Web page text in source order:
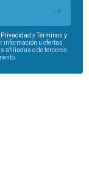
Privacidad yTérminos y
información u ofertas
afiliadas o de terceros.